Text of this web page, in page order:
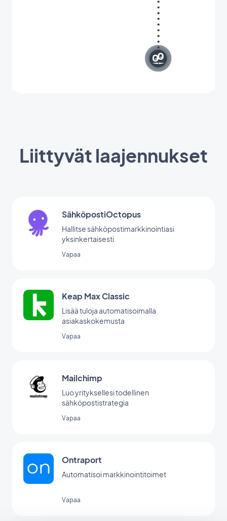
Liittyvät laajennukset
SähköpostiOctopus
Hallitse sähköpostimarkkinointiasi
yksinkertaisesti
Vapaa
Keap Max Classic
Lisää tuloja automatisoimalla
asiakaskokemusta
Vapaa
Mailchimp
Luo yrityksellesi todellinen
sähköpostistrategia
Vapaa
Ontraport
Automatisoi markkinointitoimet
Vapaa